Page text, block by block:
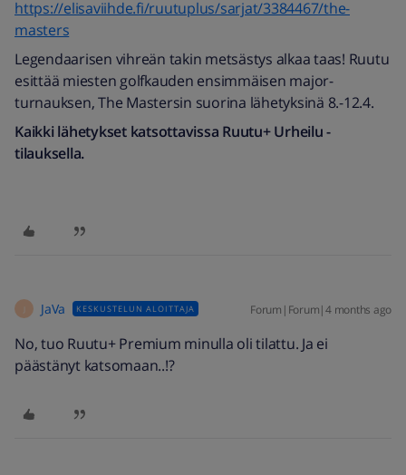
https://elisaviihde.fi/ruutuplus/sarjat/3384467/the-
masters
Legendaarisen vihreän takin metsästys alkaa taas! Ruutu
esittää miesten golfkauden ensimmäisen major-
turnauksen, The Mastersin suorina lähetyksinä 8.-12.4.
Kaikki lähetykset katsottavissa Ruutu+ Urheilu -
tilauksella.
JaVa KESKUSTELUN ALOITTAJA Forum|Forum|4 months ago
No, tuo Ruutu+ Premium minulla oli tilattu. Ja ei
päästänyt katsomaan..!?